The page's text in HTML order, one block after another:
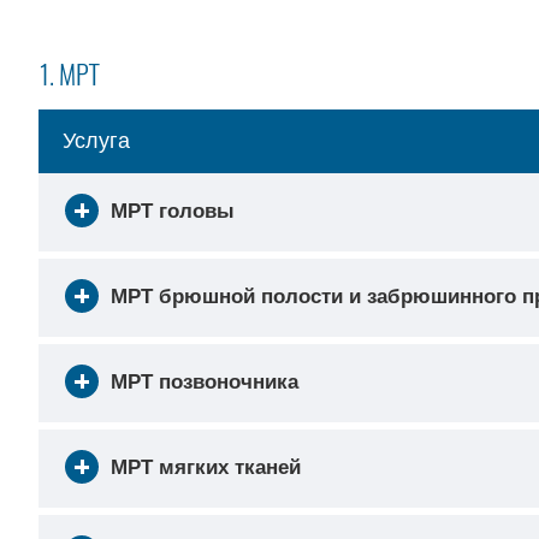
1. МРТ
Услуга
МРТ головы
МРТ брюшной полости и забрюшинного
МРТ позвоночника
МРТ мягких тканей